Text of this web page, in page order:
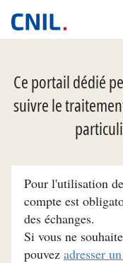
Ce portail dédié
suivre le
Pour l'utilisation
compte est
des échanges.
Si vous ne
pouvez adresser